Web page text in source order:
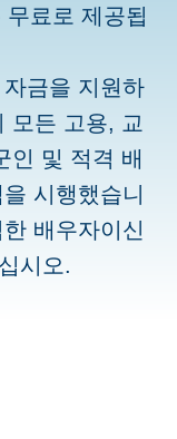
료로 제공됩
금을 지원하
모든 고용, 교
인 및 적격 배
시행했습니
배우자이신
시오.